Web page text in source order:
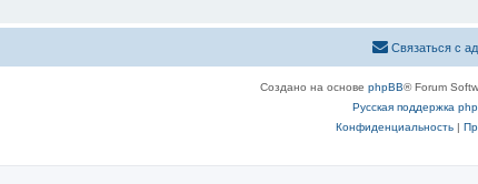
Связаться с
Создано на основе phpBB® Forum
Русская поддержка
Конфиденциальность|